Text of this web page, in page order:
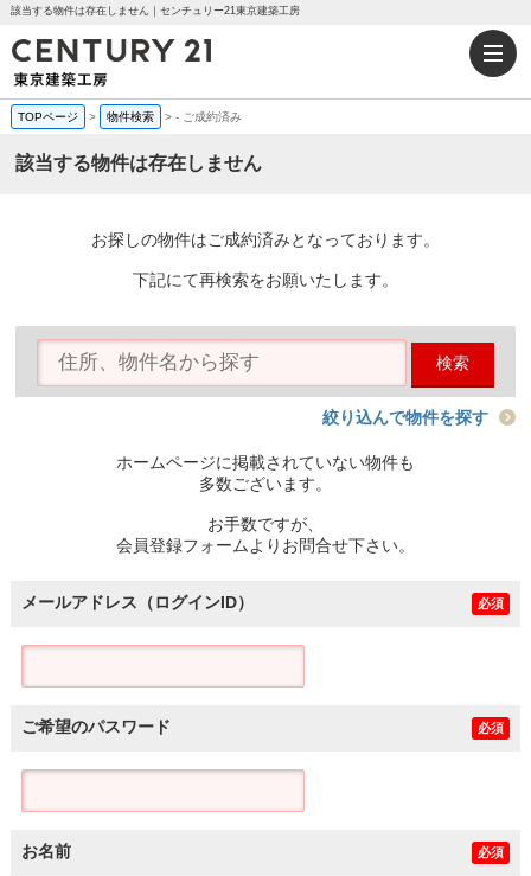
該当する物件は存在しません｜センチュリー21東京建築工房
TOPページ > 物件検索 >- ご成約済み
該当する物件は存在しません
お探しの物件はご成約済みとなっております。
下記にて再検索をお願いたします。
検索
絞り込んで物件を探す
ホームページに掲載されていない物件も
多数ございます。
お手数ですが、
会員登録フォームよりお問合せ下さい。
メールアドレス（ログインID） 必須
ご希望のパスワード 必須
お名前 必須